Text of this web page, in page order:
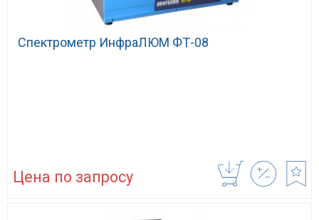
Спектрометр ИнфраЛЮМ ФТ-08
Цена по запросу